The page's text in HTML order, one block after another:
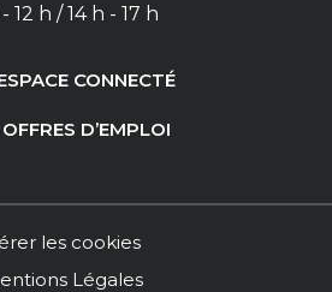
12 h / 14 h - 17 h
CONNECTÉ
OFFRES D’EMPLOI
les cookies
Légales